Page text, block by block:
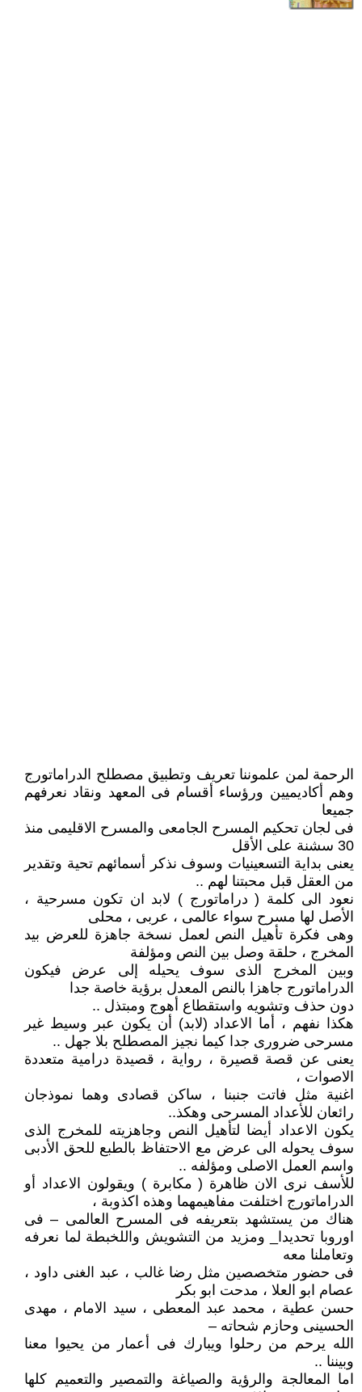
الرحمة لمن علموننا تعريف وتطبيق مصطلح الدراماتورج
وهم أكاديميين ورؤساء أقسام فى المعهد ونقاد نعرفهم
جميعا
فى لجان تحكيم المسرح الجامعى والمسرح الاقليمى منذ
30 سشنة على الأقل
يعنى بداية التسعينيات وسوف نذكر أسمائهم تحية وتقدير
من العقل قبل محبتنا لهم ..
نعود الى كلمة ( دراماتورج ) لابد ان تكون مسرحية ،
الأصل لها مسرح سواء عالمى ، عربى ، محلى
وهى فكرة تأهيل النص لعمل نسخة جاهزة للعرض بيد
المخرج ، حلقة وصل بين النص ومؤلفة
وبين المخرج الذى سوف يحيله إلى عرض فيكون
الدراماتورج جاهزا بالنص المعدل برؤية خاصة جدا
دون حذف وتشويه واستقطاع أهوج ومبتذل ..
هكذا نفهم ، أما الاعداد (لابد) أن يكون عبر وسيط غير
مسرحى ضرورى جدا كيما نجيز المصطلح بلا جهل ..
يعنى عن قصة قصيرة ، رواية ، قصيدة درامية متعددة
الاصوات ،
اغنية مثل فاتت جنبنا ، ساكن قصادى وهما نموذجان
رائعان للأعداد المسرحى وهكذ..
يكون الاعداد أيضا لتأهيل النص وجاهزيته للمخرج الذى
سوف يحوله الى عرض مع الاحتفاظ بالطبع للحق الأدبى
واسم العمل الاصلى ومؤلفه ..
للأسف نرى الان ظاهرة ( مكابرة ) ويقولون الاعداد أو
الدراماتورج اختلفت مفاهيمهما وهذه اكذوبة ،
هناك من يستشهد بتعريفه فى المسرح العالمى – فى
اوروبا تحديدا_ ومزيد من التشويش واللخبطة لما نعرفه
وتعاملنا معه
فى حضور متخصصين مثل رضا غالب ، عبد الغنى داود ،
عصام ابو العلا ، مدحت ابو بكر
حسن عطية ، محمد عبد المعطى ، سيد الامام ، مهدى
الحسينى وحازم شحاته –
الله يرحم من رحلوا ويبارك فى أعمار من يحيوا معنا
وبيننا ..
اما المعالجة والرؤية والصياغة والتمصير والتعميم كلها